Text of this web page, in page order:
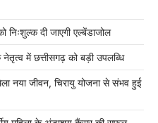
दी जाएगी एल्बेंडाजोल
में छत्तीसगढ़ को बड़ी उपलब्धि
नया जीवन, चिरायु योजना से संभव हुई